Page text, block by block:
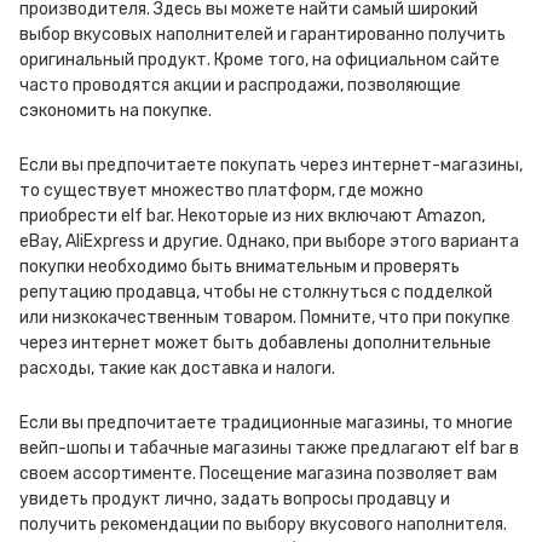
производителя. Здесь вы можете найти самый широкий
выбор вкусовых наполнителей и гарантированно получить
оригинальный продукт. Кроме того, на официальном сайте
часто проводятся акции и распродажи, позволяющие
сэкономить на покупке.
Если вы предпочитаете покупать через интернет-магазины,
то существует множество платформ, где можно
приобрести elf bar. Некоторые из них включают Amazon,
eBay, AliExpress и другие. Однако, при выборе этого варианта
покупки необходимо быть внимательным и проверять
репутацию продавца, чтобы не столкнуться с подделкой
или низкокачественным товаром. Помните, что при покупке
через интернет может быть добавлены дополнительные
расходы, такие как доставка и налоги.
Если вы предпочитаете традиционные магазины, то многие
вейп-шопы и табачные магазины также предлагают elf bar в
своем ассортименте. Посещение магазина позволяет вам
увидеть продукт лично, задать вопросы продавцу и
получить рекомендации по выбору вкусового наполнителя.